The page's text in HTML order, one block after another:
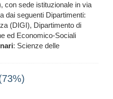
con sede istituzionale in via
dai seguenti Dipartimenti:
(DIGI), Dipartimento di
ed Economico-Sociali
: Scienze delle